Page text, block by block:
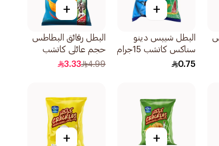
+
البطل شيبس دينو
سناكس كاتشب 15جرام
0.75
+
البطل رقائق البطاطس
حجم عائلي كاتشب
110 جرام
4.99
3.33
+
+